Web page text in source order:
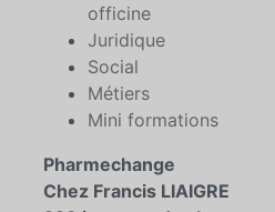
officine
Juridique
Social
Métiers
Mini formations
Pharmechange
Chez Francis LIAIGRE